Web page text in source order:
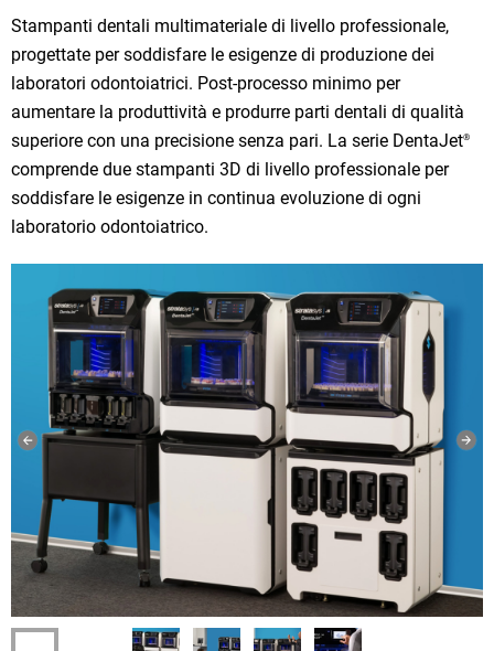
Stampanti dentali multimateriale di livello professionale,
progettate per soddisfare le esigenze di produzione dei
laboratori odontoiatrici. Post-processo minimo per
aumentare la produttività e produrre parti dentali di qualità
superiore con una precisione senza pari. La serie DentaJet®
comprende due stampanti 3D di livello professionale per
soddisfare le esigenze in continua evoluzione di ogni
laboratorio odontoiatrico.